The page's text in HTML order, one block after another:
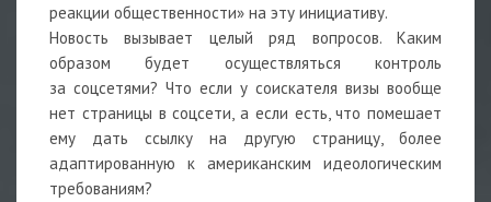
реакции общественности» на эту инициативу.
Новость вызывает целый ряд вопросов. Каким
образом будет осуществляться контроль
за соцсетями? Что если у соискателя визы вообще
нет страницы в соцсети, а если есть, что помешает
ему дать ссылку на другую страницу, более
адаптированную к американским идеологическим
требованиям?